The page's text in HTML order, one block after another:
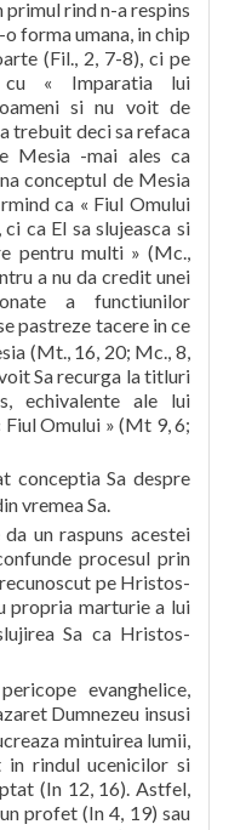
rind n-a respins
forma umana, in chip
(Fil., 2, 7-8), ci pe
cu « Imparatia lui
si nu voit de
trebuit deci sa refaca
Mesia -mai ales ca
conceptul de Mesia
ca « Fiul Omului
ca El sa slujeasca si
pentru multi » (Mc.,
a nu da credit unei
a functiunilor
pastreze tacere in ce
(Mt., 16, 20; Mc., 8,
Sa recurga la titluri
echivalente ale lui
Fiul Omului » (Mt 9, 6;
conceptia Sa despre
vremea Sa.
un raspuns acestei
procesul prin
pe Hristos-
propria marturie a lui
Sa ca Hristos-
evanghelice,
Dumnezeu insusi
mintuirea lumii,
rindul ucenicilor si
(In 12, 16). Astfel,
profet (In 4, 19) sau